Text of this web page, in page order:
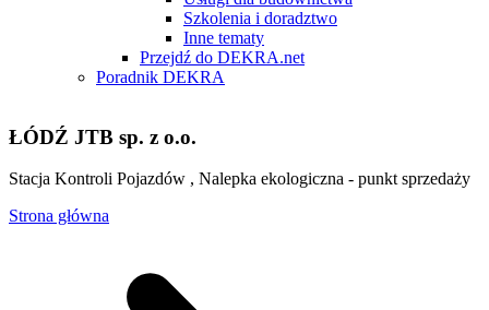
Szkolenia i doradztwo
Inne tematy
Przejdź do DEKRA.net
Poradnik DEKRA
ŁÓDŹ JTB sp. z o.o.
Stacja Kontroli Pojazdów , Nalepka ekologiczna - punkt sprzedaży
Strona główna